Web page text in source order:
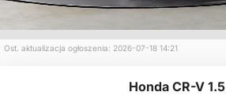
Ost. aktualizacja ogłoszenia: 2026-07-18 14:21
Honda CR-V 1.5